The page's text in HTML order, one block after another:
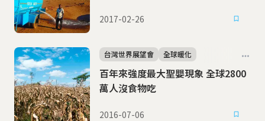
2017-02-26
百年來強度最大聖嬰現象 全球2800
萬人沒食物吃
台灣世界展望會 全球暖化
2016-07-06